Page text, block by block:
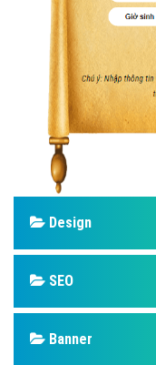
Design
SEO
Banner